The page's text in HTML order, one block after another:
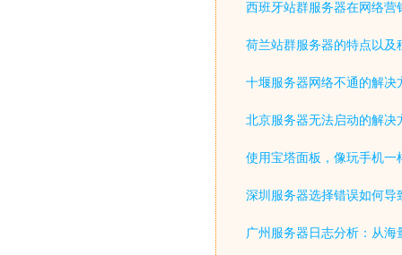
西班牙站群服务器在网络营
荷兰站群服务器的特点以及
十堰服务器网络不通的解决
北京服务器无法启动的解决
使用宝塔面板，像玩手机一
深圳服务器选择错误如何导
广州服务器日志分析：从海